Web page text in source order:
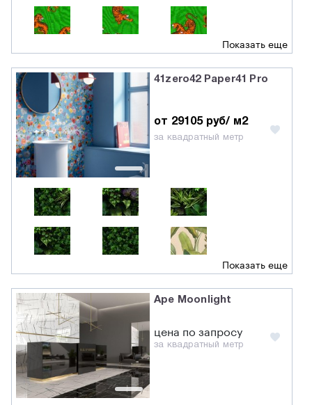
Показать еще
41zero42 Paper41 Pro
от 29105 руб/ м2
за квадратный метр
Показать еще
Ape Moonlight
цена по запросу
за квадратный метр